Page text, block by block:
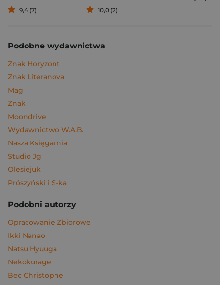
9,4 (7) 10,0 (2)
Podobne wydawnictwa
Znak Horyzont
Znak Literanova
Mag
Znak
Moondrive
Wydawnictwo W.A.B.
Nasza Księgarnia
Studio Jg
Olesiejuk
Prószyński i S-ka
Podobni autorzy
Opracowanie Zbiorowe
Ikki Nanao
Natsu Hyuuga
Nekokurage
Bec Christophe